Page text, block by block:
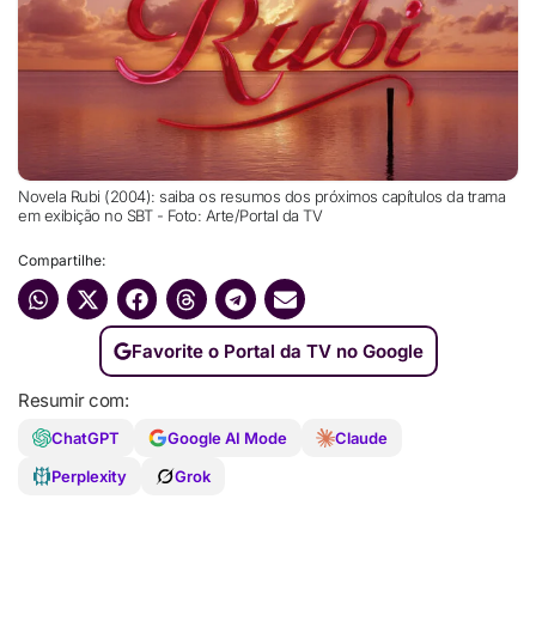
Novela Rubi (2004): saiba os resumos dos próximos capítulos da trama
em exibição no SBT - Foto: Arte/Portal da TV
Compartilhe:
Favorite o Portal da TV no Google
Resumir com:
ChatGPT Google AI Mode
Claude
Perplexity
Grok